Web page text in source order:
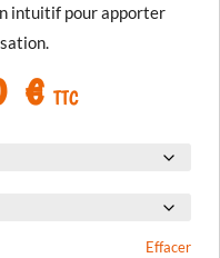
intuitif pour apporter
€Le
prix
477,00 €.
TTC
Effacer